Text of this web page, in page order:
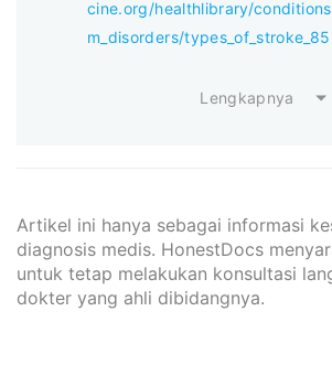
cine.org/healthlibrary/
m_disorders/
Lengkapnya
Artikel ini hanya sebagai informasi
diagnosis medis. HonestDocs
untuk tetap melakukan konsultasi
dokter yang ahli dibidangnya.